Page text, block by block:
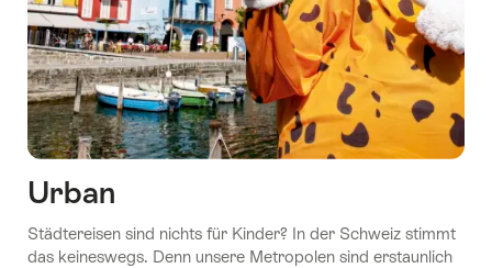
Urban
Städtereisen sind nichts für Kinder? In der Schweiz stimmt
das keineswegs. Denn unsere Metropolen sind erstaunlich